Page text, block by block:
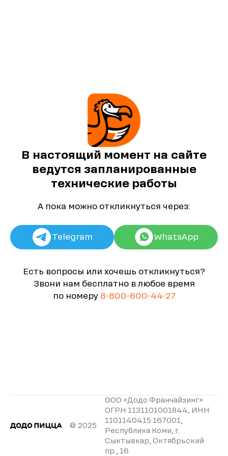
В настоящий момент на сайте
ведутся запланированные
технические работы
А пока можно откликнуться через:
Telegram WhatsApp
Есть вопросы или хочешь откликнуться?
Звони нам бесплатно в любое время
по номеру 8-800-600-44-27
© 2025
ООО «Додо Франчайзинг»
ОГРН 1131101001844, ИНН
1101140415 167001,
Республика Коми, г.
Сыктывкар, Октябрьский
пр., 16